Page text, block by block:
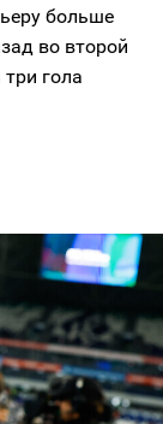
больше
во второй
гола